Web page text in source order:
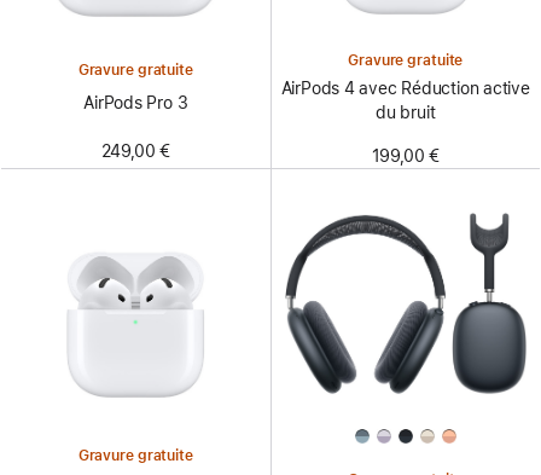
Gravure gratuite
AirPods Pro 3
249,00 €
Gravure gratuite
AirPods 4 avec Réduction active
du bruit
199,00 €
Gravure gratuite